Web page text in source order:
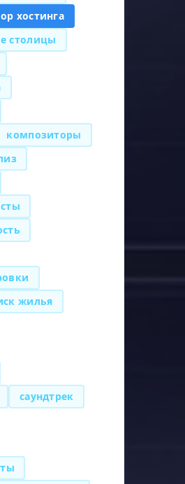
хостинга
столицы
композиторы
жилья
саундтрек